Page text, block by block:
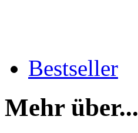
Bestseller
Mehr über...